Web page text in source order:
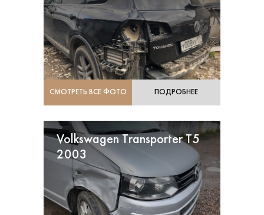
СМОТРЕТЬ ВСЕ ФОТО ПОДРОБНЕЕ
Volkswagen Transporter T5
2003